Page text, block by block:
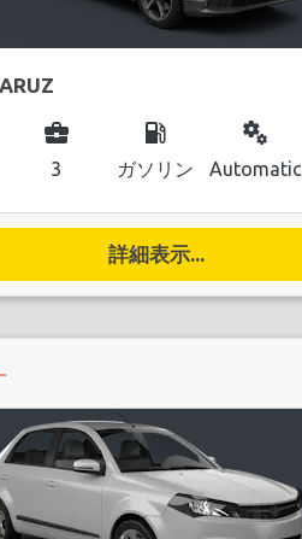
business_center
3
local_gas_station
ガソリン
miscellaneous_services
Automatic
詳細表示...